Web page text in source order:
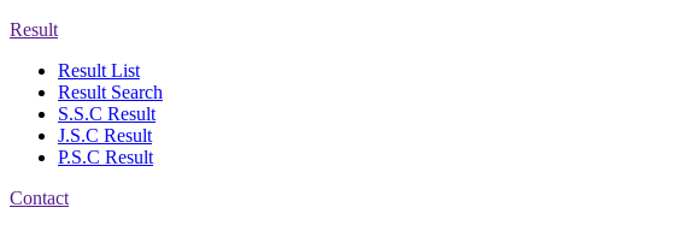
Result
Result List
Result Search
S.S.C Result
J.S.C Result
P.S.C Result
Contact